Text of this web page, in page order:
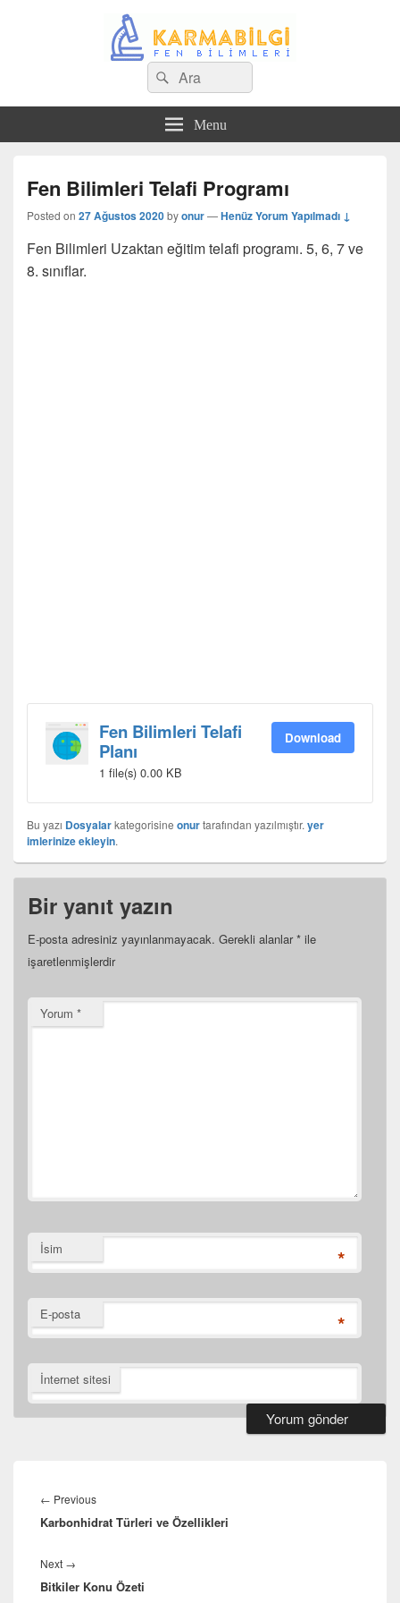
Search
for:
Ara
Menu
Fen Bilimleri Telafi Programı
Posted on 27 Ağustos 2020byonur—Henüz Yorum Yapılmadı ↓
Fen Bilimleri Uzaktan eğitim telafi programı. 5, 6, 7 ve
8. sınıflar.
Fen Bilimleri Telafi
Planı
1 file(s) 0.00 KB
Download
Bu yazı Dosyalarkategorisine onurtarafından yazılmıştır. yer
imlerinize ekleyin.
Bir yanıt yazın
E-posta adresiniz yayınlanmayacak. Gerekli alanlar* ile
işaretlenmişlerdir
Yorum *
İsim *
E-posta *
İnternet sitesi
gezinmesi
← PreviousPrevious
post:
Karbonhidrat Türleri ve Özellikleri
Next →
post:
Bitkiler Konu Özeti